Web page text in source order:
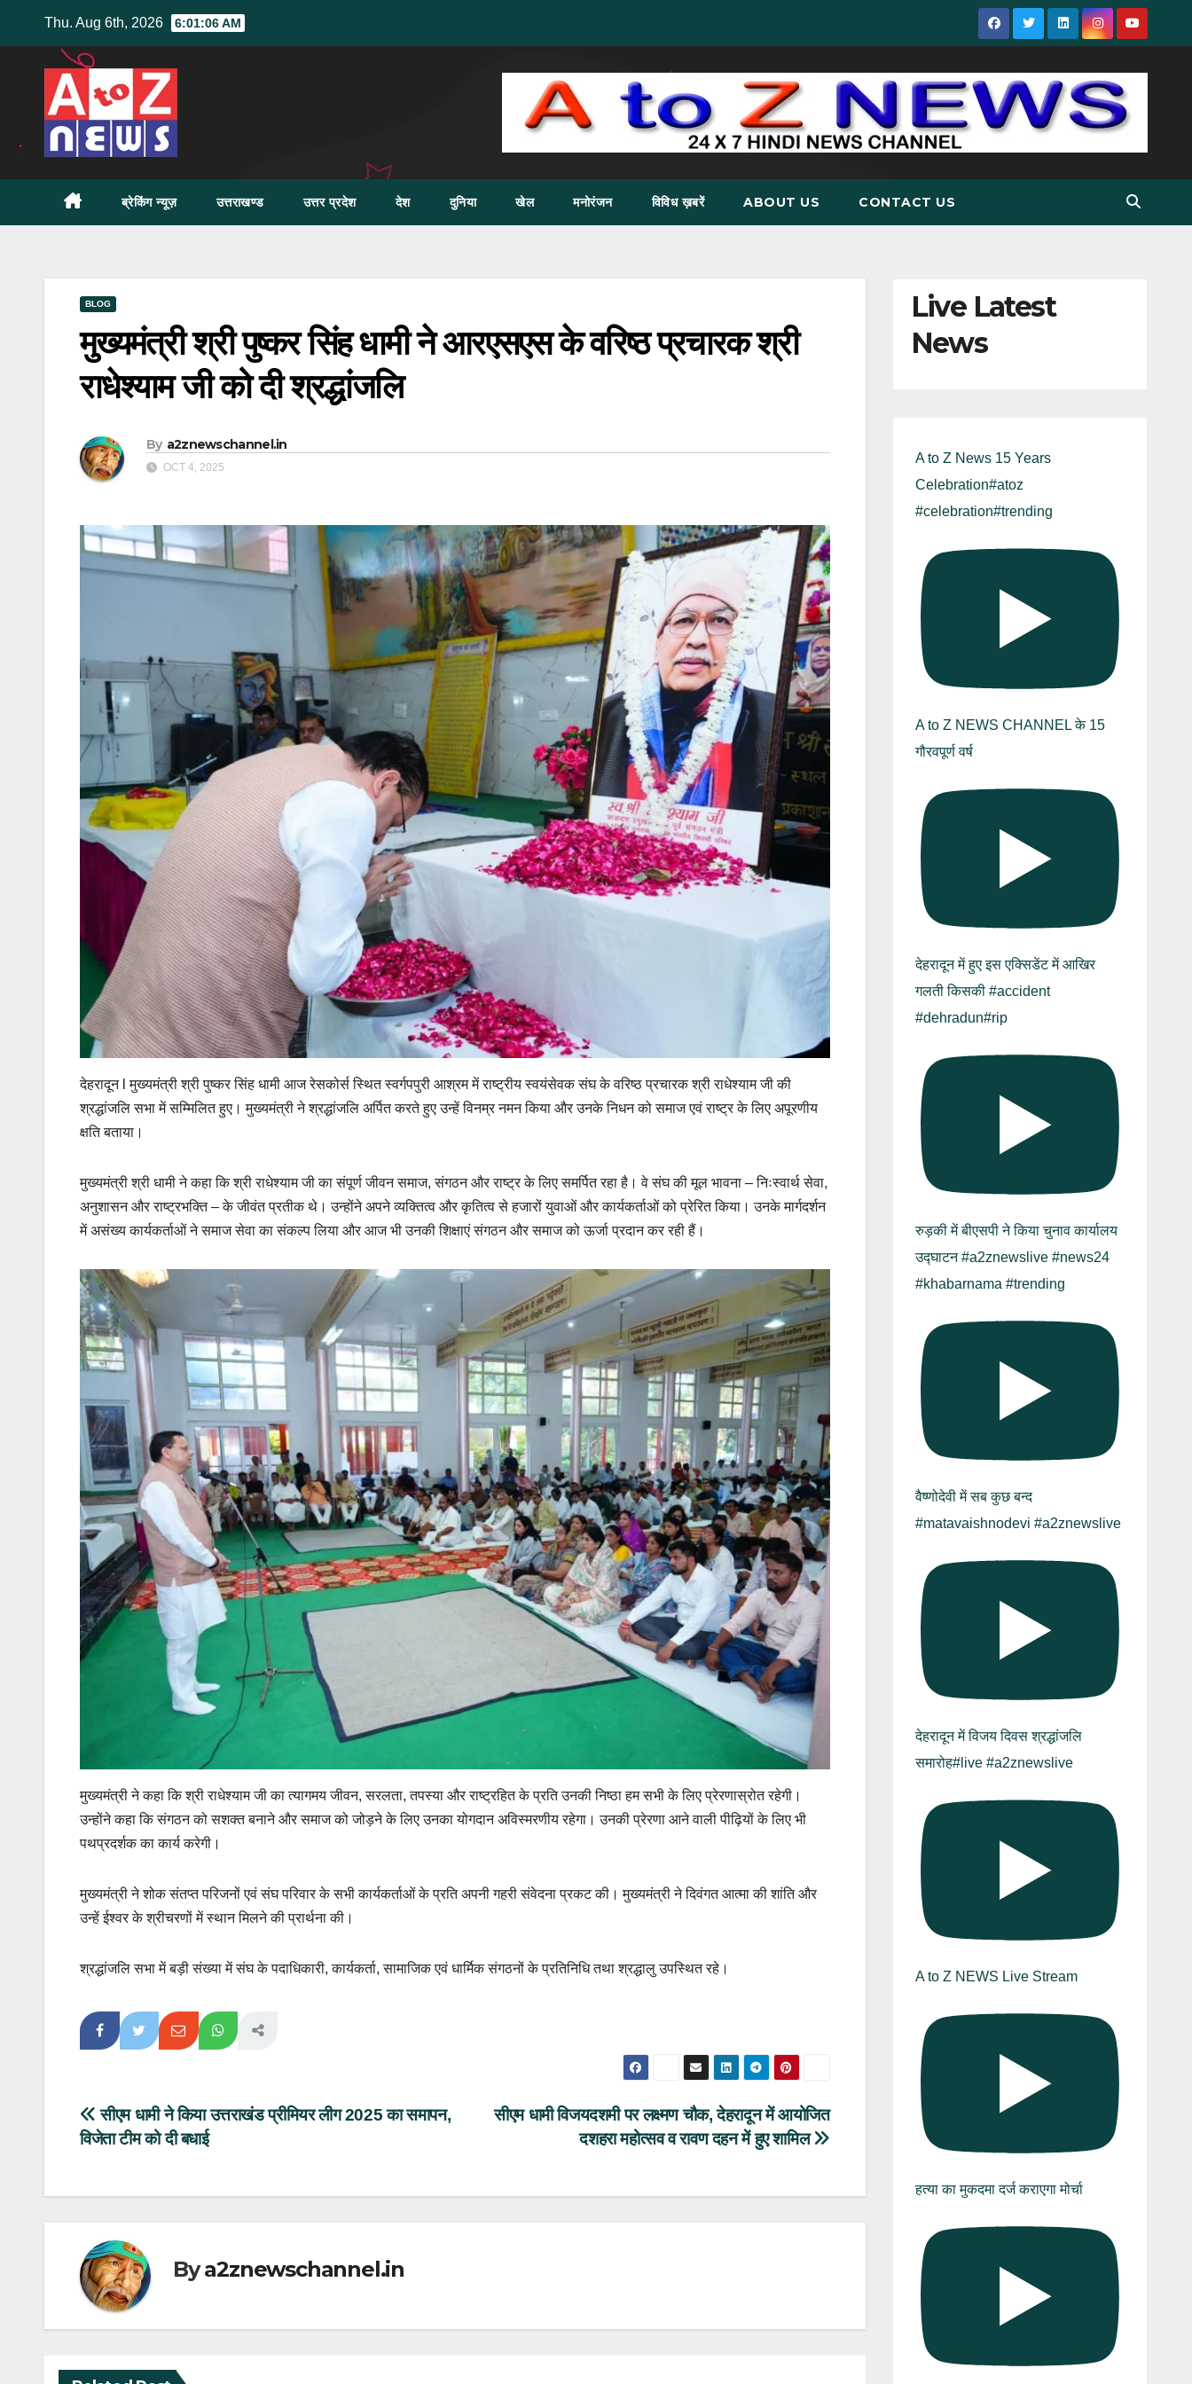
content
Thu. Aug 6th, 2026 6:01:07 AM
ब्रेकिंग न्यूज़ उत्तराखण्ड उत्तर प्रदेश देश दुनिया खेल मनोरंजन विविध ख़बरें ABOUT US CONTACT US
BLOG
मुख्यमंत्री श्री पुष्कर सिंह धामी ने आरएसएस के वरिष्ठ प्रचारक श्री
राधेश्याम जी को दी श्रद्धांजलि
By a2znewschannel.in
OCT 4, 2025
देहरादून l मुख्यमंत्री श्री पुष्कर सिंह धामी आज रेसकोर्स स्थित स्वर्गपपुरी आश्रम में राष्ट्रीय स्वयंसेवक संघ के वरिष्ठ प्रचारक श्री राधेश्याम जी की
श्रद्धांजलि सभा में सम्मिलित हुए। मुख्यमंत्री ने श्रद्धांजलि अर्पित करते हुए उन्हें विनम्र नमन किया और उनके निधन को समाज एवं राष्ट्र के लिए अपूरणीय
क्षति बताया।
मुख्यमंत्री श्री धामी ने कहा कि श्री राधेश्याम जी का संपूर्ण जीवन समाज, संगठन और राष्ट्र के लिए समर्पित रहा है। वे संघ की मूल भावना – निःस्वार्थ सेवा,
अनुशासन और राष्ट्रभक्ति – के जीवंत प्रतीक थे। उन्होंने अपने व्यक्तित्व और कृतित्व से हजारों युवाओं और कार्यकर्ताओं को प्रेरित किया। उनके मार्गदर्शन
में असंख्य कार्यकर्ताओं ने समाज सेवा का संकल्प लिया और आज भी उनकी शिक्षाएं संगठन और समाज को ऊर्जा प्रदान कर रही हैं।
मुख्यमंत्री ने कहा कि श्री राधेश्याम जी का त्यागमय जीवन, सरलता, तपस्या और राष्ट्रहित के प्रति उनकी निष्ठा हम सभी के लिए प्रेरणास्रोत रहेगी।
उन्होंने कहा कि संगठन को सशक्त बनाने और समाज को जोड़ने के लिए उनका योगदान अविस्मरणीय रहेगा। उनकी प्रेरणा आने वाली पीढ़ियों के लिए भी
पथप्रदर्शक का कार्य करेगी।
मुख्यमंत्री ने शोक संतप्त परिजनों एवं संघ परिवार के सभी कार्यकर्ताओं के प्रति अपनी गहरी संवेदना प्रकट की। मुख्यमंत्री ने दिवंगत आत्मा की शांति और
उन्हें ईश्वर के श्रीचरणों में स्थान मिलने की प्रार्थना की।
श्रद्धांजलि सभा में बड़ी संख्या में संघ के पदाधिकारी, कार्यकर्ता, सामाजिक एवं धार्मिक संगठनों के प्रतिनिधि तथा श्रद्धालु उपस्थित रहे।
Post
navigation
सीएम धामी विजयदशमी पर लक्ष्मण चौक, देहरादून में आयोजित
दशहरा महोत्सव व रावण दहन में हुए शामिल
सीएम धामी ने किया उत्तराखंड प्रीमियर लीग 2025 का समापन,
विजेता टीम को दी बधाई
Bya2znewschannel.in
Live Latest
News
A to Z News 15 Years
Celebration#atoz
#celebration#trending
A to Z NEWS CHANNEL के 15
गौरवपूर्ण वर्ष
देहरादून में हुए इस एक्सिडेंट में आखिर
गलती किसकी #accident
#dehradun#rip
रुड़की में बीएसपी ने किया चुनाव कार्यालय
उद्घाटन #a2znewslive #news24
#khabarnama #trending
वैष्णोदेवी में सब कुछ बन्द
#matavaishnodevi #a2znewslive
देहरादून में विजय दिवस श्रद्धांजलि
समारोह#live #a2znewslive
A to Z NEWS Live Stream
हत्या का मुकदमा दर्ज कराएगा मोर्चा